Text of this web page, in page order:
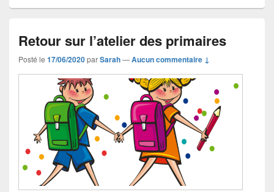
Retour sur l’atelier des primaires
Posté le 17/06/2020parSarah—Aucun commentaire ↓